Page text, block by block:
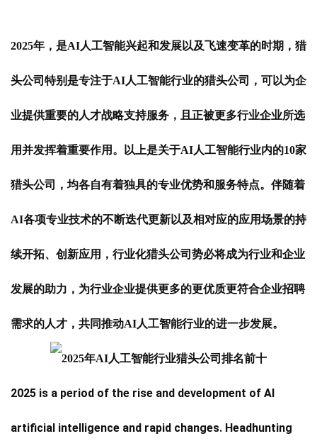
2025年，是AI人工智能兴起和发展以及飞速变革的时期，猎
头公司特别是专注于AI人工智能行业的猎头公司，可以为企
业提供重要的人才战略支持服务，且正被更多行业企业所选
用并发挥着重要作用。以上是关于AI人工智能行业内的10家
猎头公司，均各自有着独具的专业优势和服务特点。伴随着
AI各项专业技术的不断迭代更新以及相对应的应用场景的持
续开拓、创新应用，行业化猎头公司势必将成为行业和企业
发展的助力，为行业企业提供更多的更优质更符合企业招聘
需求的人才，共同推动AI人工智能行业的进一步发展。
2025 is a period of the rise and development of AI
artificial intelligence and rapid changes. Headhunting